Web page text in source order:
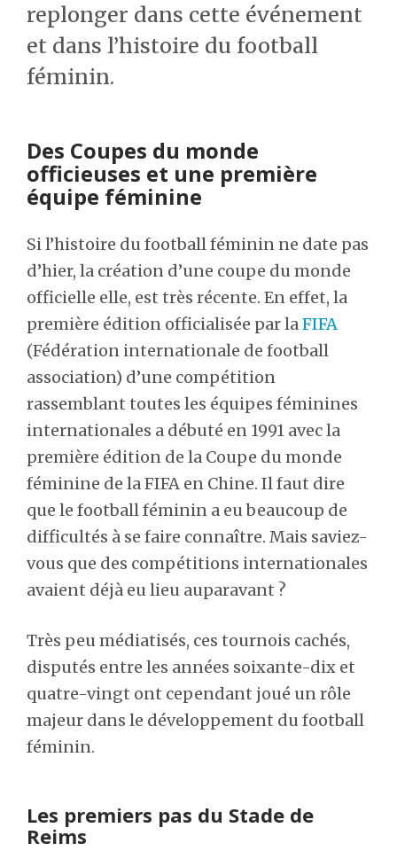
replonger dans cette événement
et dans l’histoire du football
féminin.
Des Coupes du monde
officieuses et une première
équipe féminine
Si l’histoire du football féminin ne date pas
d’hier, la création d’une coupe du monde
officielle elle, est très récente. En effet, la
première édition officialisée par laFIFA
(Fédération internationale de football
association) d’une compétition
rassemblant toutes les équipes féminines
internationales a débuté en 1991 avec la
première édition de la Coupe du monde
féminine de la FIFA en Chine. Il faut dire
que le football féminin a eu beaucoup de
difficultés à se faire connaître. Mais saviez-
vous que des compétitions internationales
avaient déjà eu lieu auparavant ?
Très peu médiatisés, ces tournois cachés,
disputés entre les années soixante-dix et
quatre-vingt ont cependant joué un rôle
majeur dans le développement du football
féminin.
Les premiers pas du Stade de
Reims